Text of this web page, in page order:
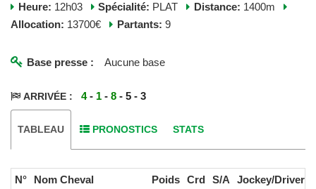
Heure: 12h03 Spécialité: PLAT Distance: 1400m
Allocation: 13700€ Partants: 9
Base presse : Aucune base
ARRIVÉE : 4- 1 -8 - 5 - 3
TABLEAU PRONOSTICS STATS
N° Nom Cheval Poids Crd S/A
Jockey/Driver